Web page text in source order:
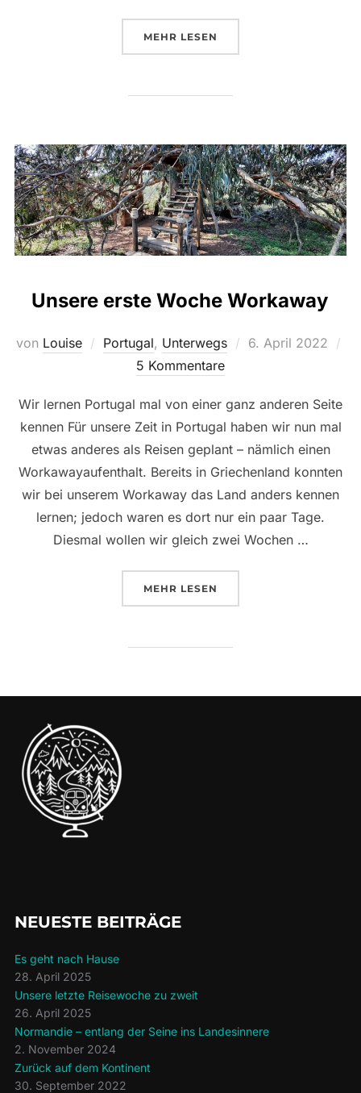
MEHR ÜBER „WORKAWAY UND
LESEN
Unsere erste Woche Workaway
von Louise Portugal, Unterwegs
Veröffentlicht
6. April 2022
5 Kommentare
Wir lernen Portugal mal von einer ganz anderen Seite
kennen Für unsere Zeit in Portugal haben wir nun mal
etwas anderes als Reisen geplant – nämlich einen
Workawayaufenthalt. Bereits in Griechenland konnten
wir bei unserem Workaway das Land anders kennen
lernen; jedoch waren es dort nur ein paar Tage.
Diesmal wollen wir gleich zwei Wochen …
MEHR ÜBER „UNSERE ERSTE WOCHE
LESEN
NEUESTE BEITRÄGE
Es geht nach Hause
28. April 2025
Unsere letzte Reisewoche zu zweit
26. April 2025
Normandie – entlang der Seine ins Landesinnere
2. November 2024
Zurück auf dem Kontinent
30. September 2022